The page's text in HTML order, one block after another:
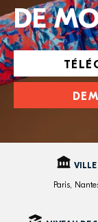
DE
VILLE
Paris,